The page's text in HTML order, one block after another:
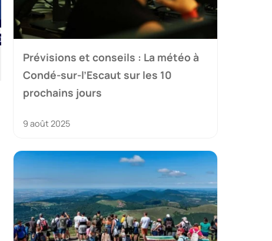
Prévisions et conseils : La météo à
Condé-sur-l’Escaut sur les 10
prochains jours
9 août 2025